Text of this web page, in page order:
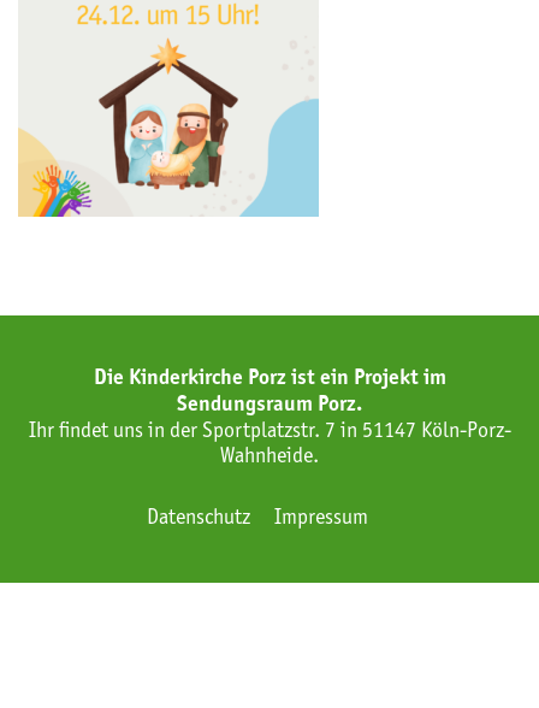
Die Kinderkirche Porz ist ein Projekt im
Sendungsraum Porz.
Ihr findet uns in der Sportplatzstr. 7 in 51147 Köln-Porz-
Wahnheide.
Datenschutz Impressum